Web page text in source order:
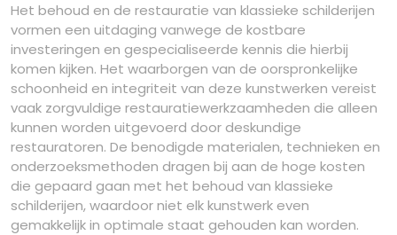
Het behoud en de restauratie van klassieke schilderijen
vormen een uitdaging vanwege de kostbare
investeringen en gespecialiseerde kennis die hierbij
komen kijken. Het waarborgen van de oorspronkelijke
schoonheid en integriteit van deze kunstwerken vereist
vaak zorgvuldige restauratiewerkzaamheden die alleen
kunnen worden uitgevoerd door deskundige
restauratoren. De benodigde materialen, technieken en
onderzoeksmethoden dragen bij aan de hoge kosten
die gepaard gaan met het behoud van klassieke
schilderijen, waardoor niet elk kunstwerk even
gemakkelijk in optimale staat gehouden kan worden.